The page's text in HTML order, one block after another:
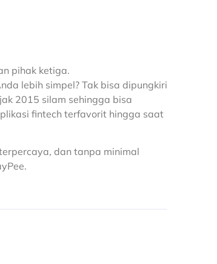
pihak ketiga.
lebih simpel? Tak bisa dipungkiri
2015 silam sehingga bisa
fintech terfavorit hingga saat
dan tanpa minimal